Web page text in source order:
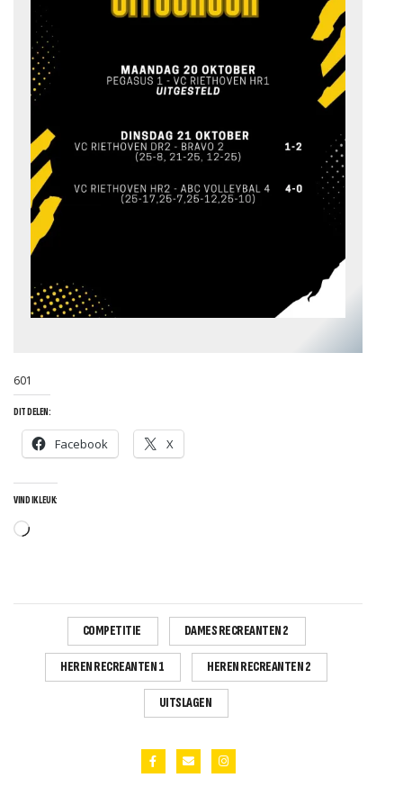
601
DIT DELEN:
Facebook X
VIND IK LEUK:
COMPETITIE DAMES RECREANTEN 2
HEREN RECREANTEN 1 HEREN RECREANTEN 2
UITSLAGEN